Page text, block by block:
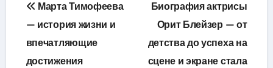
по
записям
Марта Тимофеева
— история жизни и
впечатляющие
достижения
Биография актрисы
Орит Блейзер — от
детства до успеха на
сцене и экране стала